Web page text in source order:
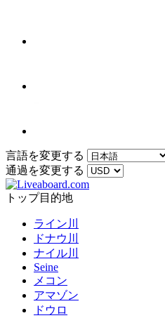
言語を変更する
通過を変更する
トップ目的地
ライン川
ドナウ川
ナイル川
Seine
メコン
アマゾン
ドウロ